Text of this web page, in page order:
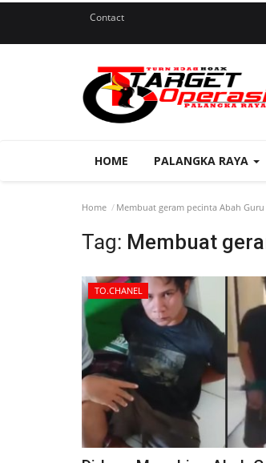
Contact
HOME PALANGKA RAYA
Home Membuat geram pecinta Abah
Tag: Membuat
TO.CHANEL